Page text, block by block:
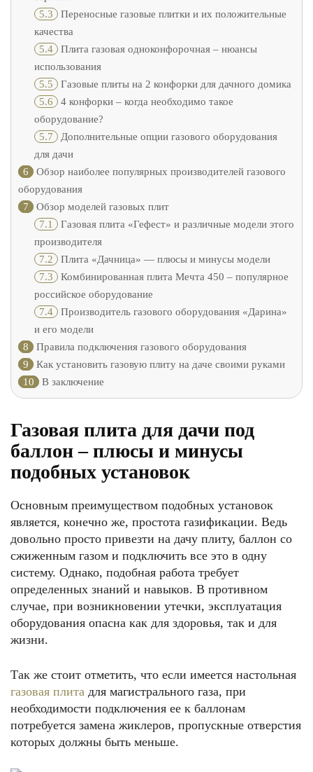
5.3 Переносные газовые плитки и их положительные
качества
5.4 Плита газовая одноконфорочная – нюансы
использования
5.5 Газовые плиты на 2 конфорки для дачного домика
5.6 4 конфорки – когда необходимо такое
оборудование?
5.7 Дополнительные опции газового оборудования
для дачи
6
Обзор наиболее популярных производителей газового
оборудования
7
Обзор моделей газовых плит
7.1 Газовая плита «Гефест» и различные модели этого
производителя
7.2 Плита «Дачница» — плюсы и минусы модели
7.3 Комбинированная плита Мечта 450 – популярное
российское оборудование
7.4 Производитель газового оборудования «Дарина»
и его модели
8
Правила подключения газового оборудования
9
Как установить газовую плиту на даче своими руками
10
В заключение
Газовая плита для дачи под
баллон – плюсы и минусы
подобных установок
Основным преимуществом подобных установок
является, конечно же, простота газификации. Ведь
довольно просто привезти на дачу плиту, баллон со
сжиженным газом и подключить все это в одну
систему. Однако, подобная работа требует
определенных знаний и навыков. В противном
случае, при возникновении утечки, эксплуатация
оборудования опасна как для здоровья, так и для
жизни.
Так же стоит отметить, что если имеется настольная
газовая плита для магистрального газа, при
необходимости подключения ее к баллонам
потребуется замена жиклеров, пропускные отверстия
которых должны быть меньше.